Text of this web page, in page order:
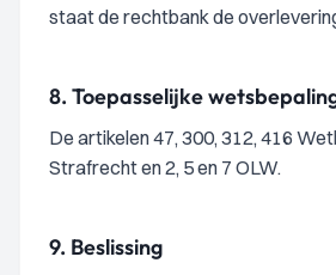
staat de rechtbank de
8. Toepasselijke
De artikelen 47, 300, 312, 416
Strafrecht en 2, 5 en 7 OLW.
9. Beslissing